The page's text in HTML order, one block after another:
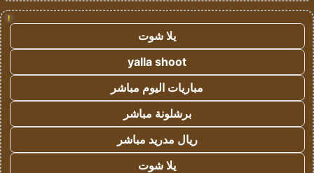
!
يلا شوت
yalla shoot
مباريات اليوم مباشر
برشلونة مباشر
ريال مدريد مباشر
يلا شوت